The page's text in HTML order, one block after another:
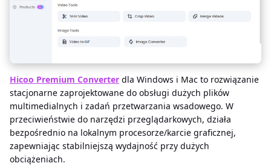
Hicoo Premium Converter dla Windows i Mac to rozwiązanie
stacjonarne zaprojektowane do obsługi dużych plików
multimedialnych i zadań przetwarzania wsadowego. W
przeciwieństwie do narzędzi przeglądarkowych, działa
bezpośrednio na lokalnym procesorze/karcie graficznej,
zapewniając stabilniejszą wydajność przy dużych
obciążeniach.